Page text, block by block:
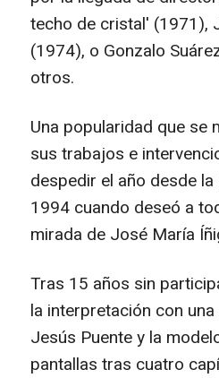
techo de cristal' (1971),
(1974), o Gonzalo
otros.
Una popularidad que se
sus trabajos e
despedir el año desde
1994 cuando deseó a
mirada de José María
Tras 15 años sin
la interpretación con
Jesús Puente y la
pantallas tras cuatro